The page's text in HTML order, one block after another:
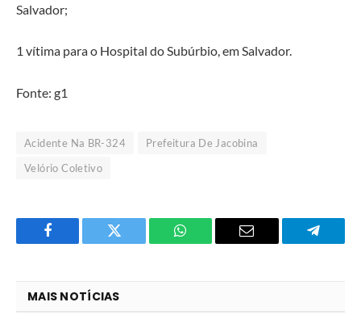
Salvador;
1 vítima para o Hospital do Subúrbio, em Salvador.
Fonte: g1
Acidente Na BR-324
Prefeitura De Jacobina
Velório Coletivo
Facebook Twitter
O
E-
MAIS NOTÍCIAS